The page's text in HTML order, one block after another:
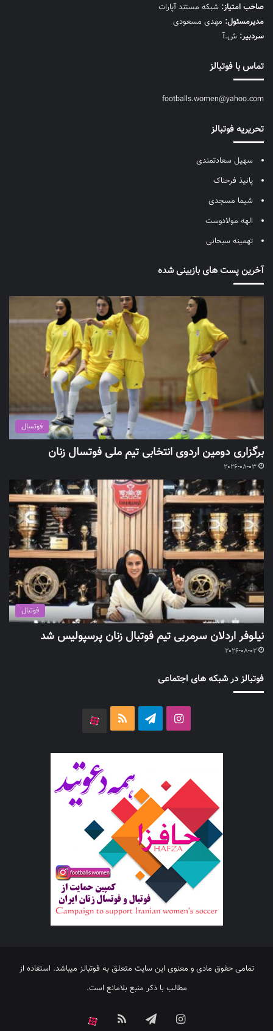
صاحب امتیاز: شبکه مستند آپارات
مديرمسئول: مهدی مسعودی
سردبیر: ش.آ
تماس با فوتبالز
footballs.women@yahoo.com
تحریریه فوتبالز
سهیل سعادتمندی
پانیذ فرحناک
شیما مسجدی
الهه مولادوست
تهمینه سبحانی
آخرین پست های بازبینی شده
فوتسال
برگزاری دومین اردوی انتخابی تیم ملی فوتسال زنان
2026-08-03
فوتبال
نیلوفر اردلان سرمربی تیم فوتبال زنان پرسپولیس شد
2026-08-02
فوتبالز در شبکه های اجتماعی
اینستاگرامتلگرام خوراک
تمامی حقوق مادی و معنوی این سایت متعلق به فوتبالز میباشد. استفاده از
مطالب با ذکر منبع بلامانع است.
اینستاگرامتلگرام خوراک